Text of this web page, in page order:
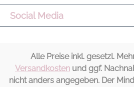
Social Media
Alle Preise inkl. gesetzl.
Versandkosten und ggf.
nicht anders angegeben. Der